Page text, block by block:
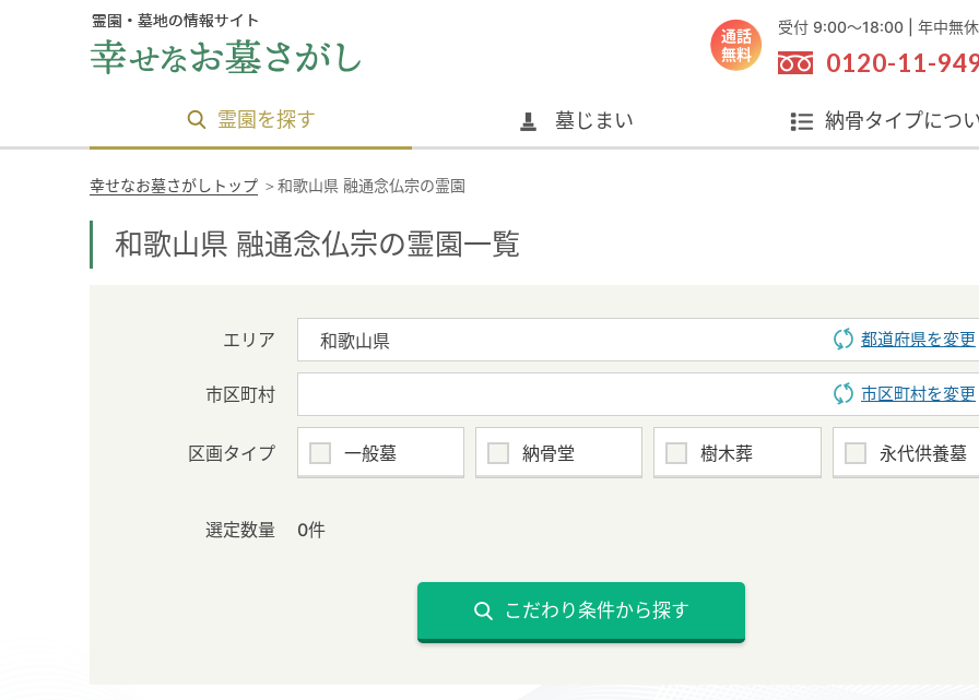
通話
無料
受付 9:00～18:00 | 年中無休
0120-11-
霊園を探す 墓じまい 納骨タイプにつ
幸せなお墓さがしトップ ＞ 和歌山県 融通念仏宗の霊園
和歌山県 融通念仏宗の霊園一覧
エリア 都道府県を変更
市区町村 市区町村を変更
区画タイプ 一般墓 納骨堂 樹木葬 永代供養墓
選定数量 0件
こだわり条件から探す